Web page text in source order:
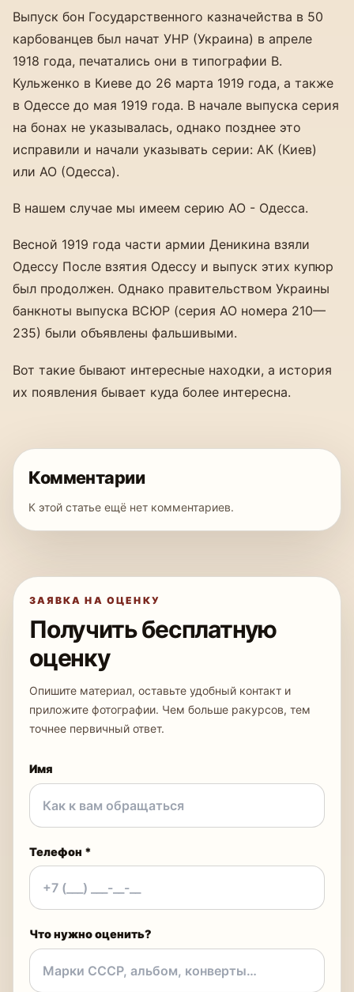
Выпуск бон Государственного казначейства в 50
карбованцев был начат УНР (Украина) в апреле
1918 года, печатались они в типографии В.
Кульженко в Киеве до 26 марта 1919 года, а также
в Одессе до мая 1919 года. В начале выпуска серия
на бонах не указывалась, однако позднее это
исправили и начали указывать серии: АК (Киев)
или АО (Одесса).
В нашем случае мы имеем серию АО - Одесса.
Весной 1919 года части армии Деникина взяли
Одессу После взятия Одессу и выпуск этих купюр
был продолжен. Однако правительством Украины
банкноты выпуска ВСЮР (серия АО номера 210—
235) были объявлены фальшивыми.
Вот такие бывают интересные находки, а история
их появления бывает куда более интересна.
Комментарии
К этой статье ещё нет комментариев.
ЗАЯВКА НА ОЦЕНКУ
Получить бесплатную
оценку
Опишите материал, оставьте удобный контакт и
приложите фотографии. Чем больше ракурсов, тем
точнее первичный ответ.
Имя
Телефон *
Что нужно оценить?